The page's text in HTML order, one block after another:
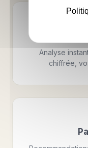
Analyse
chiffrée,